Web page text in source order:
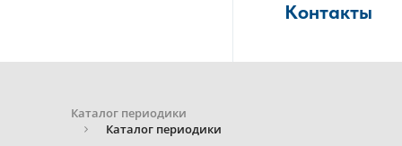
Контакты
Каталог периодики
Каталог периодики